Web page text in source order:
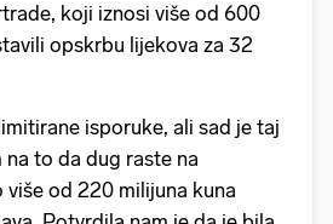
koji iznosi više od 600
opskrbu lijekova za 32
isporuke, ali sad je taj
to da dug raste na
više od 220 milijuna kuna